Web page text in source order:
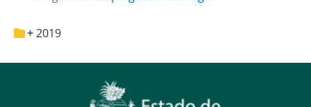
2019